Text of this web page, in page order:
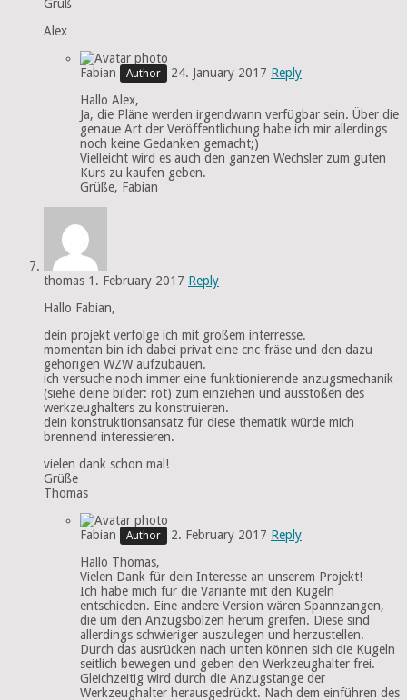
Gruß
Alex
Fabian 24. January 2017 Reply
Hallo Alex,
Ja, die Pläne werden irgendwann verfügbar sein. Über die
genaue Art der Veröffentlichung habe ich mir allerdings
noch keine Gedanken gemacht;)
Vielleicht wird es auch den ganzen Wechsler zum guten
Kurs zu kaufen geben.
Grüße, Fabian
thomas 1. February 2017 Reply
Hallo Fabian,
dein projekt verfolge ich mit großem interresse.
momentan bin ich dabei privat eine cnc-fräse und den dazu
gehörigen WZW aufzubauen.
ich versuche noch immer eine funktionierende anzugsmechanik
(siehe deine bilder: rot) zum einziehen und ausstoßen des
werkzeughalters zu konstruieren.
dein konstruktionsansatz für diese thematik würde mich
brennend interessieren.
vielen dank schon mal!
Grüße
Thomas
Fabian 2. February 2017 Reply
Hallo Thomas,
Vielen Dank für dein Interesse an unserem Projekt!
Ich habe mich für die Variante mit den Kugeln
entschieden. Eine andere Version wären Spannzangen,
die um den Anzugsbolzen herum greifen. Diese sind
allerdings schwieriger auszulegen und herzustellen.
Durch das ausrücken nach unten können sich die Kugeln
seitlich bewegen und geben den Werkzeughalter frei.
Gleichzeitig wird durch die Anzugstange der
Werkzeughalter herausgedrückt. Nach dem einführen des